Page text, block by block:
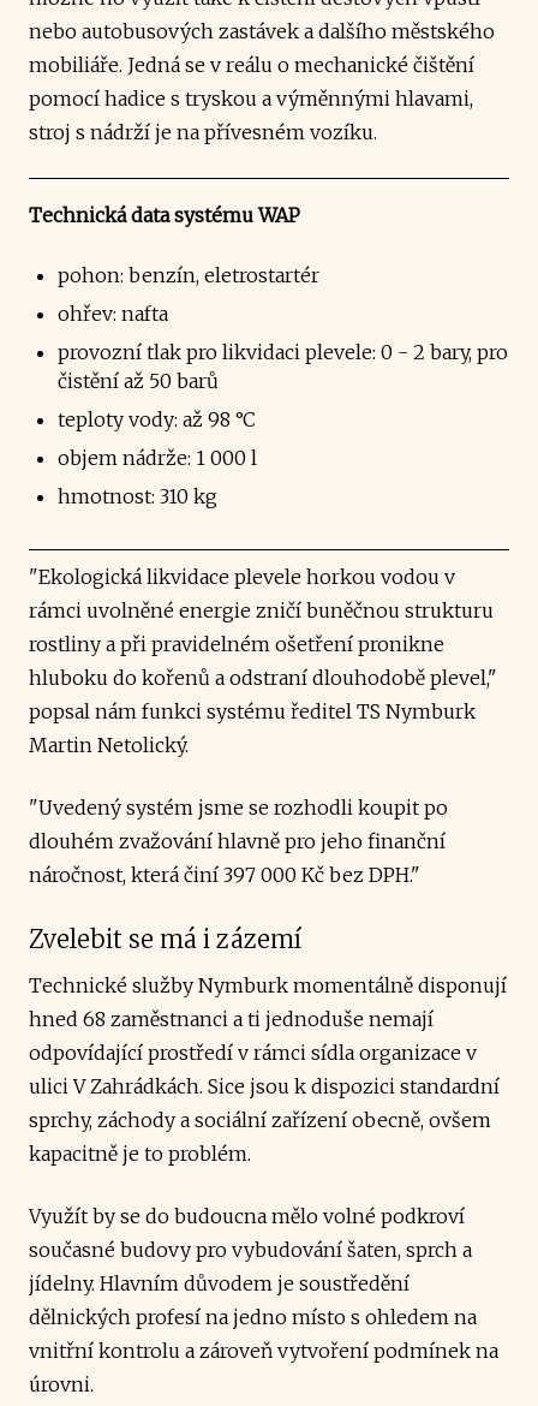
nebo autobusových zastávek a dalšího městského
mobiliáře. Jedná se v reálu o mechanické čištění
pomocí hadice s tryskou a výměnnými hlavami,
stroj s nádrží je na přívesném vozíku.
Technická data systému WAP
pohon: benzín, eletrostartér
ohřev: nafta
provozní tlak pro likvidaci plevele: 0 - 2 bary, pro
čistění až 50 barů
teploty vody: až 98 °C
objem nádrže: 1 000 l
hmotnost: 310 kg
"Ekologická likvidace plevele horkou vodou v
rámci uvolněné energie zničí buněčnou strukturu
rostliny a při pravidelném ošetření pronikne
hluboku do kořenů a odstraní dlouhodobě plevel,"
popsal nám funkci systému ředitel TS Nymburk
Martin Netolický.
"Uvedený systém jsme se rozhodli koupit po
dlouhém zvažování hlavně pro jeho finanční
náročnost, která činí 397 000 Kč bez DPH."
Zvelebit se má i zázemí
Technické služby Nymburk momentálně disponují
hned 68 zaměstnanci a ti jednoduše nemají
odpovídající prostředí v rámci sídla organizace v
ulici V Zahrádkách. Sice jsou k dispozici standardní
sprchy, záchody a sociální zařízení obecně, ovšem
kapacitně je to problém.
Využít by se do budoucna mělo volné podkroví
současné budovy pro vybudování šaten, sprch a
jídelny. Hlavním důvodem je soustředění
dělnických profesí na jedno místo s ohledem na
vnitřní kontrolu a zároveň vytvoření podmínek na
úrovni.